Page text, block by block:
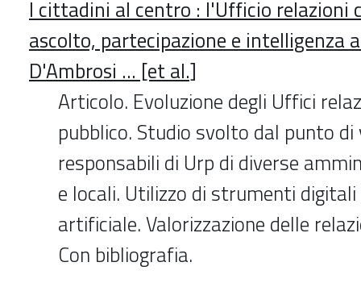
I cittadini al centro : l'Ufficio relazioni
ascolto, partecipazione e intelligenza
D'Ambrosi ... [et al.]
Articolo. Evoluzione degli Uffici
pubblico. Studio svolto dal punto
responsabili di Urp di diverse
e locali. Utilizzo di strumenti
artificiale. Valorizzazione delle
Con bibliografia.